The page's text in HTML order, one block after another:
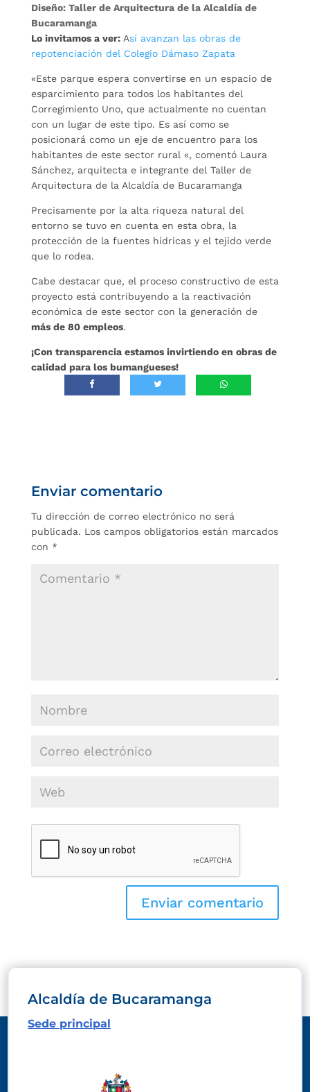
Diseño: Taller de Arquitectura de la Alcaldía de
Bucaramanga
Lo invitamos a ver:Así avanzan las obras de
repotenciación del Colegio Dámaso Zapata
«Este parque espera convertirse en un espacio de
esparcimiento para todos los habitantes del
Corregimiento Uno, que actualmente no cuentan
con un lugar de este tipo. Es así como se
posicionará como un eje de encuentro para los
habitantes de este sector rural «, comentó Laura
Sánchez, arquitecta e integrante del Taller de
Arquitectura de la Alcaldía de Bucaramanga
Precisamente por la alta riqueza natural del
entorno se tuvo en cuenta en esta obra, la
protección de la fuentes hídricas y el tejido verde
que lo rodea.
Cabe destacar que, el proceso constructivo de esta
proyecto está contribuyendo a la reactivación
económica de este sector con la generación de
más de 80 empleos.
¡Con transparencia estamos invirtiendo en obras de
calidad para los bumangueses!
Enviar comentario
Tu dirección de correo electrónico no será
publicada. Los campos obligatorios están marcados
con *
Alcaldía de Bucaramanga
Sede principal